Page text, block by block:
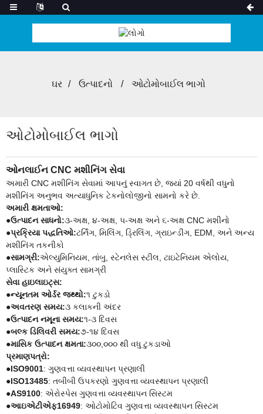
ઘર ઉત્પાદનો ઓટોમોબાઈલ ભાગો
ઓટોમોબાઈલ ભાગો
ઓનલાઈન CNC મશીનિંગ સેવા
અમારી CNC મશીનિંગ સેવામાં આપનું સ્વાગત છે, જ્યાં 20 વર્ષથી વધુનો
મશીનિંગ અનુભવ અત્યાધુનિક ટેકનોલોજીનો સામનો કરે છે.
અમારી ક્ષમતાઓ:
●ઉત્પાદન સાધનો:૩-અક્ષ, ૪-અક્ષ, ૫-અક્ષ અને ૬-અક્ષ CNC મશીનો
●પ્રક્રિયા પદ્ધતિઓ:ટર્નિંગ, મિલિંગ, ડ્રિલિંગ, ગ્રાઇન્ડીંગ, EDM, અને અન્ય
મશીનિંગ તકનીકો
●સામગ્રી:એલ્યુમિનિયમ, તાંબુ, સ્ટેનલેસ સ્ટીલ, ટાઇટેનિયમ એલોય,
પ્લાસ્ટિક અને સંયુક્ત સામગ્રી
સેવા હાઇલાઇટ્સ:
●ન્યૂનતમ ઓર્ડર જથ્થો:૧ ટુકડો
●અવતરણ સમય:૩ કલાકની અંદર
●ઉત્પાદન નમૂના સમય:૧-૩ દિવસ
●બલ્ક ડિલિવરી સમય:૭-૧૪ દિવસ
●માસિક ઉત્પાદન ક્ષમતા:૩૦૦,૦૦૦ થી વધુ ટુકડાઓ
પ્રમાણપત્રો:
●ISO9001: ગુણવત્તા વ્યવસ્થાપન પ્રણાલી
●ISO13485: તબીબી ઉપકરણો ગુણવત્તા વ્યવસ્થાપન પ્રણાલી
●AS9100: એરોસ્પેસ ગુણવત્તા વ્યવસ્થાપન સિસ્ટમ
●આઇએટીએફ16949: ઓટોમોટિવ ગુણવત્તા વ્યવસ્થાપન સિસ્ટમ